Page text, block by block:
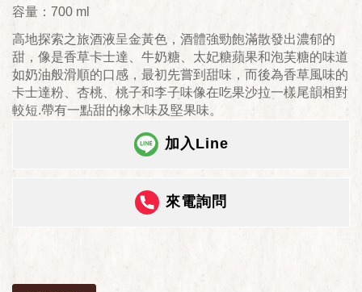
容量：700 ml
高地探索之旅酒液呈金黃色，酒體強勁飽滿散發出濃郁的
甜，像是香草卡士達、牛奶糖、太妃糖蘋果和泡芙糖的味道
如奶油般滑順的口感，最初先嘗到甜味，而後為香草風味的
卡士達粉、杏桃、桃子和李子味像在吃果沙拉一樣尾韻相對
較短.帶有一點甜的橡木味及堅果味。
加入Line
來電詢問